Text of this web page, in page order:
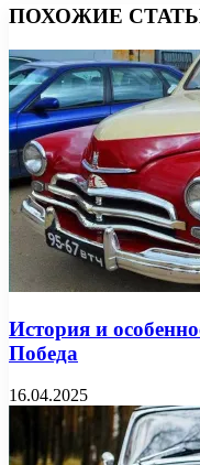
ПОХОЖИЕ
История и
Победа
16.04.2025